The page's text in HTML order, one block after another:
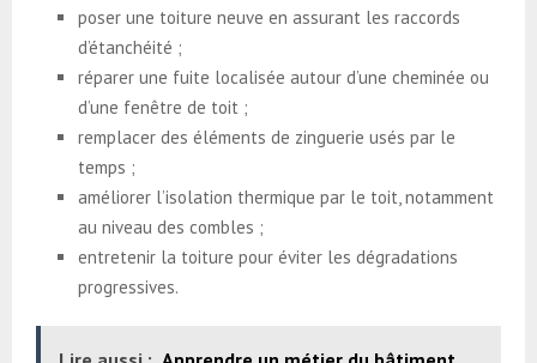
poser une toiture neuve en assurant les raccords
d’étanchéité ;
réparer une fuite localisée autour d’une cheminée ou
d’une fenêtre de toit ;
remplacer des éléments de zinguerie usés par le
temps ;
améliorer l’isolation thermique par le toit, notamment
au niveau des combles ;
entretenir la toiture pour éviter les dégradations
progressives.